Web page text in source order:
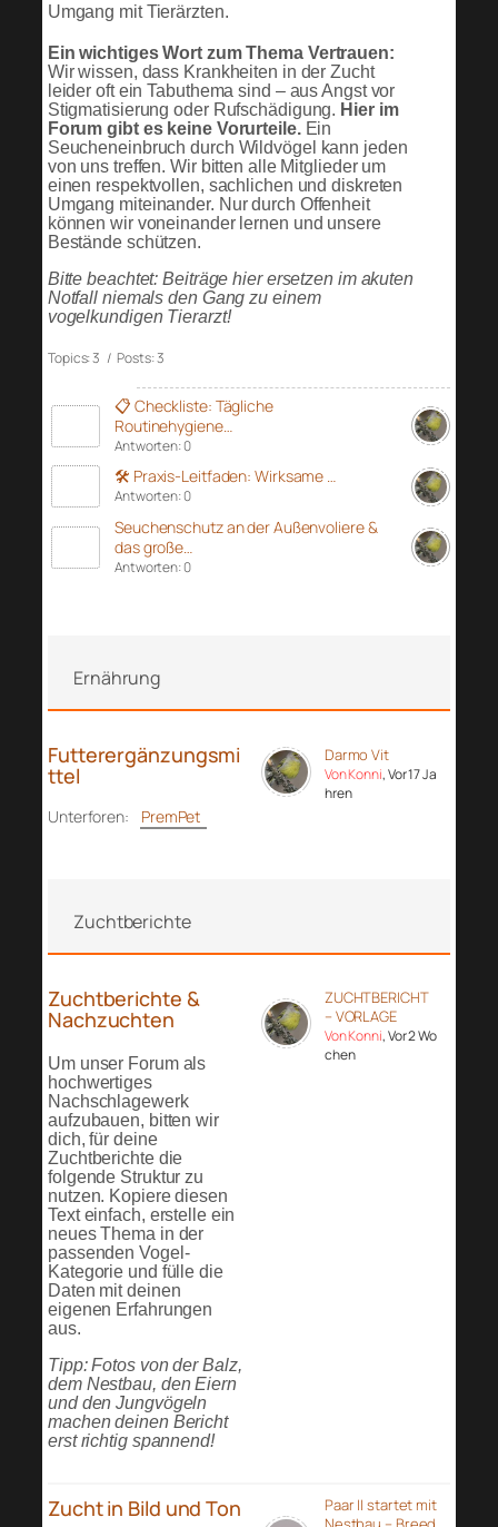
Umgang mit Tierärzten.
Ein wichtiges Wort zum Thema Vertrauen:
Wir wissen, dass Krankheiten in der Zucht
leider oft ein Tabuthema sind – aus Angst vor
Stigmatisierung oder Rufschädigung. Hier im
Forum gibt es keine Vorurteile.Ein
Seucheneinbruch durch Wildvögel kann jeden
von uns treffen. Wir bitten alle Mitglieder um
einen respektvollen, sachlichen und diskreten
Umgang miteinander. Nur durch Offenheit
können wir voneinander lernen und unsere
Bestände schützen.
Bitte beachtet: Beiträge hier ersetzen im akuten
Notfall niemals den Gang zu einem
vogelkundigen Tierarzt!
Topics: 3 / Posts: 3
📋 Checkliste: Tägliche
Routinehygiene…
Antworten: 0
🛠️ Praxis-Leitfaden: Wirksame …
Antworten: 0
Seuchenschutz an der Außenvoliere &
das große…
Antworten: 0
Ernährung
Futterergänzungsmi
ttel
Unterforen: PremPet
Darmo Vit
Von Konni, Vor 17 Ja
hren
Zuchtberichte
Zuchtberichte &
Nachzuchten
Um unser Forum als
hochwertiges
Nachschlagewerk
aufzubauen, bitten wir
dich, für deine
Zuchtberichte die
folgende Struktur zu
nutzen. Kopiere diesen
Text einfach, erstelle ein
neues Thema in der
passenden Vogel-
Kategorie und fülle die
Daten mit deinen
eigenen Erfahrungen
aus.
Tipp: Fotos von der Balz,
dem Nestbau, den Eiern
und den Jungvögeln
machen deinen Bericht
erst richtig spannend!
ZUCHTBERICHT
– VORLAGE
Von Konni, Vor 2 Wo
chen
Zucht in Bild und Ton
Paar II startet mit